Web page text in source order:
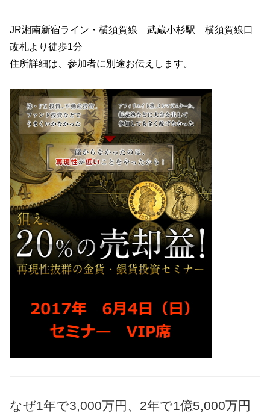
JR湘南新宿ライン・横須賀線 武蔵小杉駅 横須賀線口
改札より徒歩1分
住所詳細は、参加者に別途お伝えします。
なぜ1年で3,000万円、2年で1億5,000万円